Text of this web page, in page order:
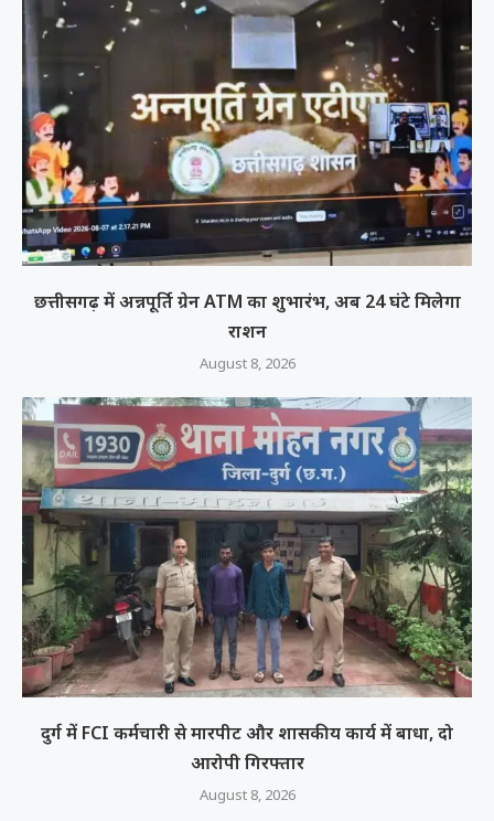
छत्तीसगढ़ में अन्नपूर्ति ग्रेन ATM का शुभारंभ, अब 24 घंटे मिलेगा
राशन
August 8, 2026
दुर्ग में FCI कर्मचारी से मारपीट और शासकीय कार्य में बाधा, दो
आरोपी गिरफ्तार
August 8, 2026